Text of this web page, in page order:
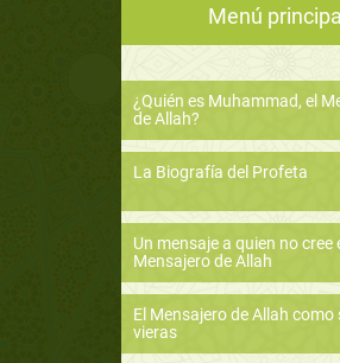
Menú principal
¿Quién es Muhammad, el
de Allah?
La Biografía del Profeta
Un mensaje a quien no cree
Mensajero de Allah
El Mensajero de Allah como
vieras